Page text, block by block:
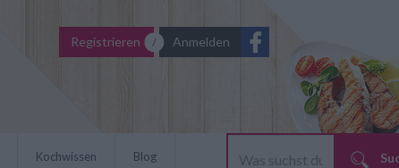
Registrieren Anmelden
Kochwissen Blog